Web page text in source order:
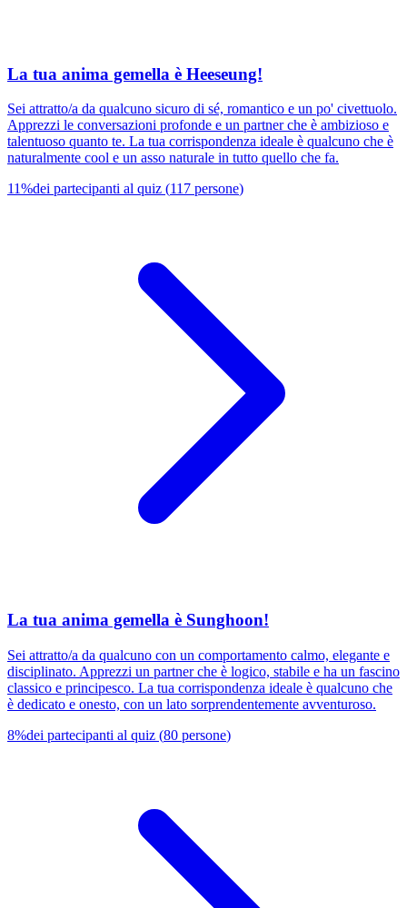
La tua anima gemella è Heeseung!
Sei attratto/a da qualcuno sicuro di sé, romantico e un po' civettuolo.
Apprezzi le conversazioni profonde e un partner che è ambizioso e
talentuoso quanto te. La tua corrispondenza ideale è qualcuno che è
naturalmente cool e un asso naturale in tutto quello che fa.
11%dei partecipanti al quiz (117 persone)
La tua anima gemella è Sunghoon!
Sei attratto/a da qualcuno con un comportamento calmo, elegante e
disciplinato. Apprezzi un partner che è logico, stabile e ha un fascino
classico e principesco. La tua corrispondenza ideale è qualcuno che
è dedicato e onesto, con un lato sorprendentemente avventuroso.
8%dei partecipanti al quiz (80 persone)